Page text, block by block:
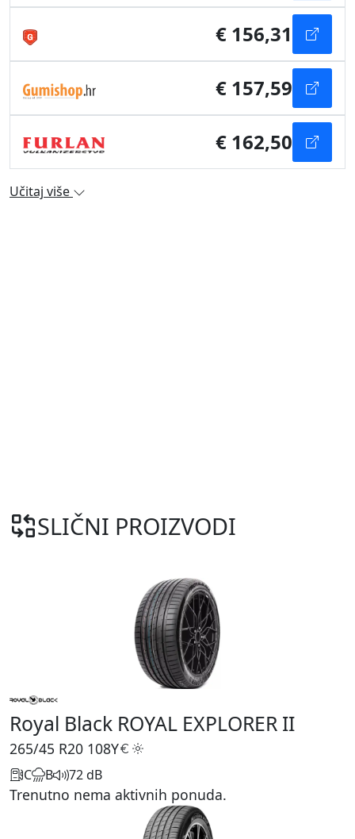
€ 156,31
€ 157,59
€ 162,50
Učitaj više
SLIČNI PROIZVODI
Royal Black ROYAL EXPLORER II
265/45 R20 108Y
C B 72 dB
Trenutno nema aktivnih ponuda.